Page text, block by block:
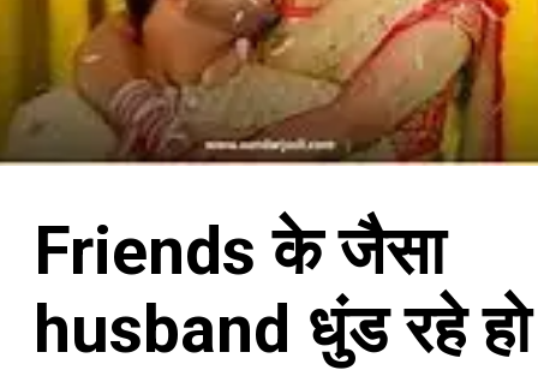
Friends के जैसा
husband धुंड रहे